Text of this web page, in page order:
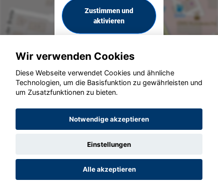
Zustimmen und
aktivieren
© konjunkturmotor.de GmbH 2020 - 2026
Wir verwenden Cookies
Diese Webseite verwendet Cookies und ähnliche
Technologien, um die Basisfunktion zu gewährleisten und
um Zusatzfunktionen zu bieten.
Notwendige akzeptieren
Einstellungen
Alle akzeptieren